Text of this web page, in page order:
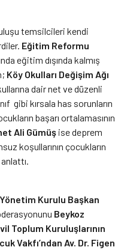
temsilcileri kendi
Eğitim Reformu
eğitim dışında kalmış
Köy Okulları Değişim Ağı
dair net ve düzenli
gibi kırsala has sorunların
başarı ortalamasının
Ali Gümüş ise deprem
koşullarının çocukların
Yönetim Kurulu Başkan
Beykoz
Toplum Kuruluşlarının
Vakfı’ndan Av. Dr. Figen